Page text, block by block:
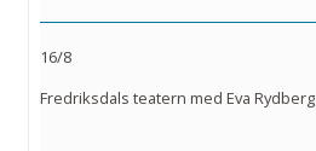
16/8
Fredriksdals teatern med Eva Rydberg